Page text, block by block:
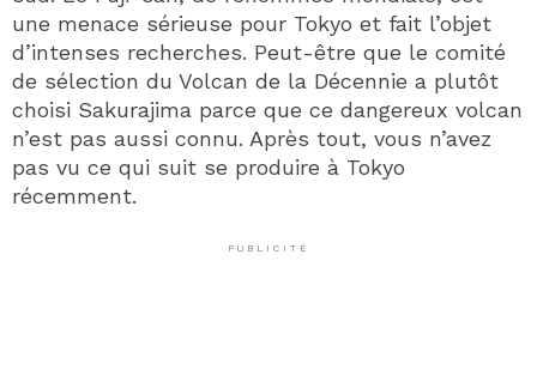
une menace sérieuse pour Tokyo et fait l’objet
d’intenses recherches. Peut-être que le comité
de sélection du Volcan de la Décennie a plutôt
choisi Sakurajima parce que ce dangereux volcan
n’est pas aussi connu. Après tout, vous n’avez
pas vu ce qui suit se produire à Tokyo
récemment.
PUBLICITÉ